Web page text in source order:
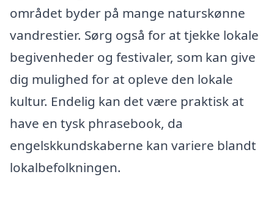
området byder på mange naturskønne
vandrestier. Sørg også for at tjekke lokale
begivenheder og festivaler, som kan give
dig mulighed for at opleve den lokale
kultur. Endelig kan det være praktisk at
have en tysk phrasebook, da
engelskkundskaberne kan variere blandt
lokalbefolkningen.